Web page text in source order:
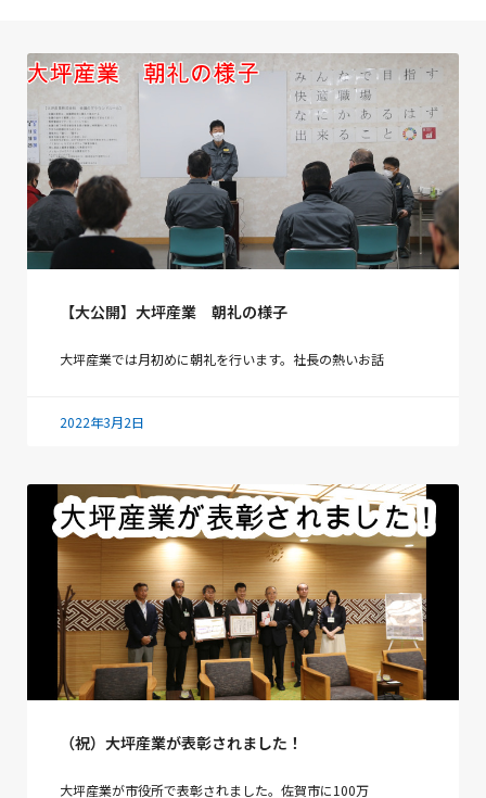
【大公開】大坪産業 朝礼の様子
大坪産業では月初めに朝礼を行います。社長の熱いお話
2022年3月2日
（祝）大坪産業が表彰されました！
大坪産業が市役所で表彰されました。佐賀市に100万